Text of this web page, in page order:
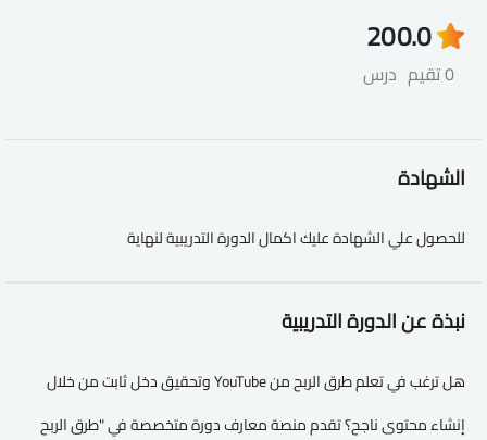
0.0
0 تقيم
20
درس
الشهادة
للحصول علي الشهادة عليك اكمال الدورة التدريبية لنهاية
نبذة عن الدورة التدريبية
هل ترغب في تعلم طرق الربح من YouTube وتحقيق دخل ثابت من خلال
إنشاء محتوى ناجح؟ تقدم منصة معارف دورة متخصصة في "طرق الربح